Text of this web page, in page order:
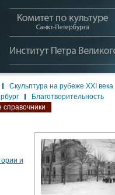
Скульптура на рубеже XXI века
Благотворительность
справочники
и